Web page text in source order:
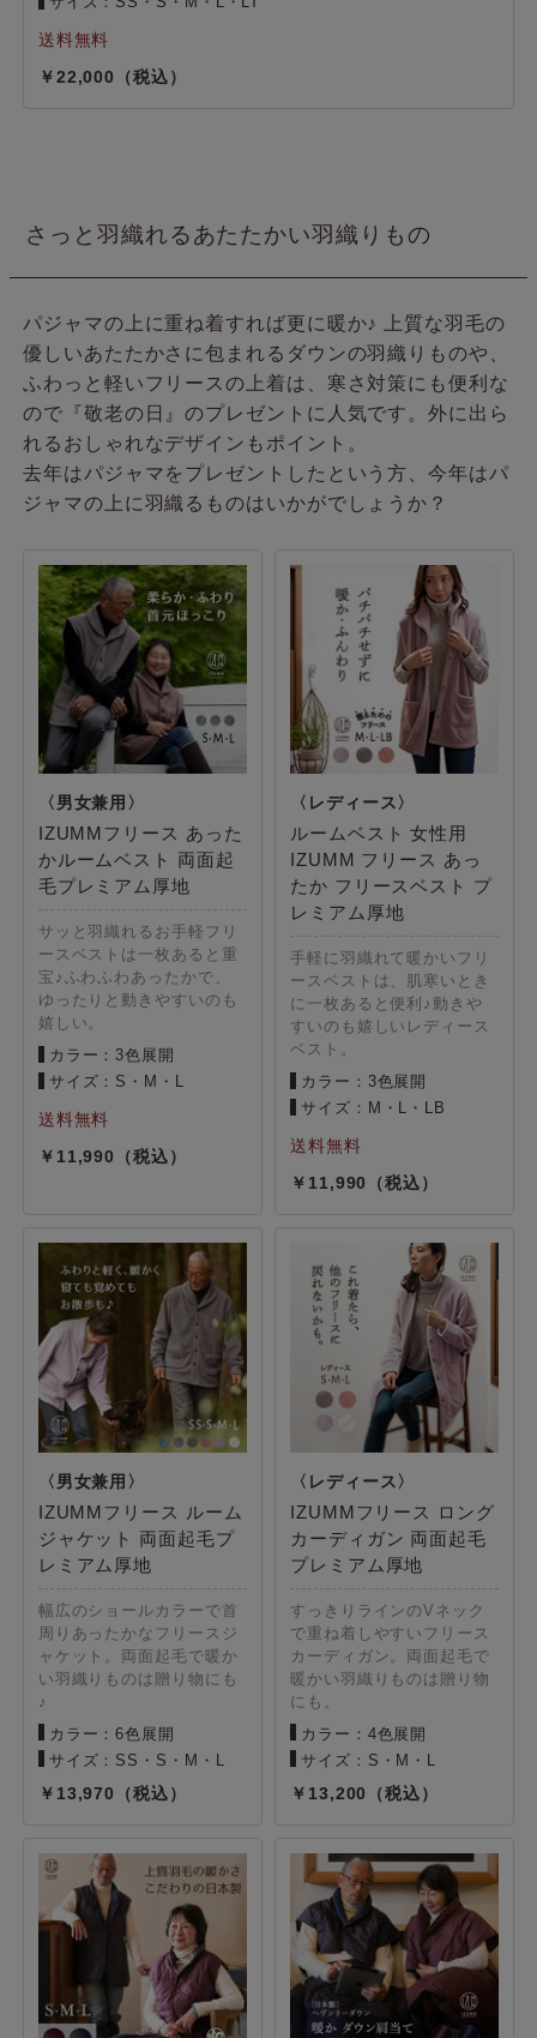
22,000
さっと羽織れるあたたかい羽織りもの
パジャマの上に重ね着すれば更に暖か♪ 上質な羽毛の
優しいあたたかさに包まれるダウンの羽織りものや、
ふわっと軽いフリースの上着は、寒さ対策にも便利な
ので『敬老の日』のプレゼントに人気です。外に出ら
れるおしゃれなデザインもポイント。
去年はパジャマをプレゼントしたという方、今年はパ
ジャマの上に羽織るものはいかがでしょうか？
IZUMMフリース あった
かルームベスト 両面起
毛プレミアム厚地
サッと羽織れるお手軽フリ
ースベストは一枚あると重
宝♪ふわふわあったかで、
ゆったりと動きやすいのも
嬉しい。
カラー：3色展開
サイズ：S・M・L
11,990
ルームベスト 女性用
IZUMM フリース あっ
たか フリースベスト プ
レミアム厚地
手軽に羽織れて暖かいフリ
ースベストは、肌寒いとき
に一枚あると便利♪動きや
すいのも嬉しいレディース
ベスト。
カラー：3色展開
サイズ：M・L・LB
11,990
IZUMMフリース ルーム
ジャケット 両面起毛プ
レミアム厚地
幅広のショールカラーで首
周りあったかなフリースジ
ャケット。両面起毛で暖か
い羽織りものは贈り物にも
♪
カラー：6色展開
サイズ：SS・S・M・L
13,970
IZUMMフリース ロング
カーディガン 両面起毛
プレミアム厚地
すっきりラインのVネック
で重ね着しやすいフリース
カーディガン。両面起毛で
暖かい羽織りものは贈り物
にも。
カラー：4色展開
サイズ：S・M・L
13,200